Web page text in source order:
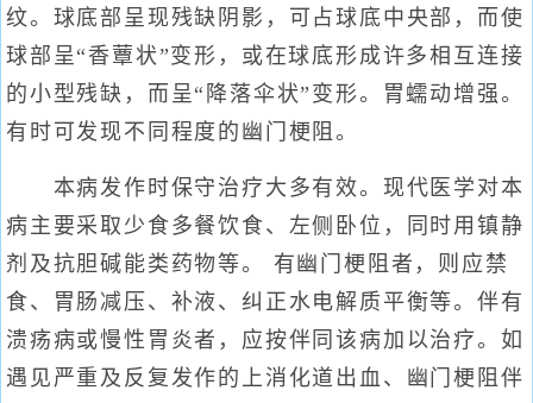
纹。球底部呈现残缺阴影，可占球底中央部，而使
球部呈“香蕈状”变形，或在球底形成许多相互连接
的小型残缺，而呈“降落伞状”变形。胃蠕动增强。
有时可发现不同程度的幽门梗阻。
本病发作时保守治疗大多有效。现代医学对本
病主要采取少食多餐饮食、左侧卧位，同时用镇静
剂及抗胆碱能类药物等。 有幽门梗阻者，则应禁
食、胃肠减压、补液、纠正水电解质平衡等。伴有
溃疡病或慢性胃炎者，应按伴同该病加以治疗。如
遇见严重及反复发作的上消化道出血、幽门梗阻伴